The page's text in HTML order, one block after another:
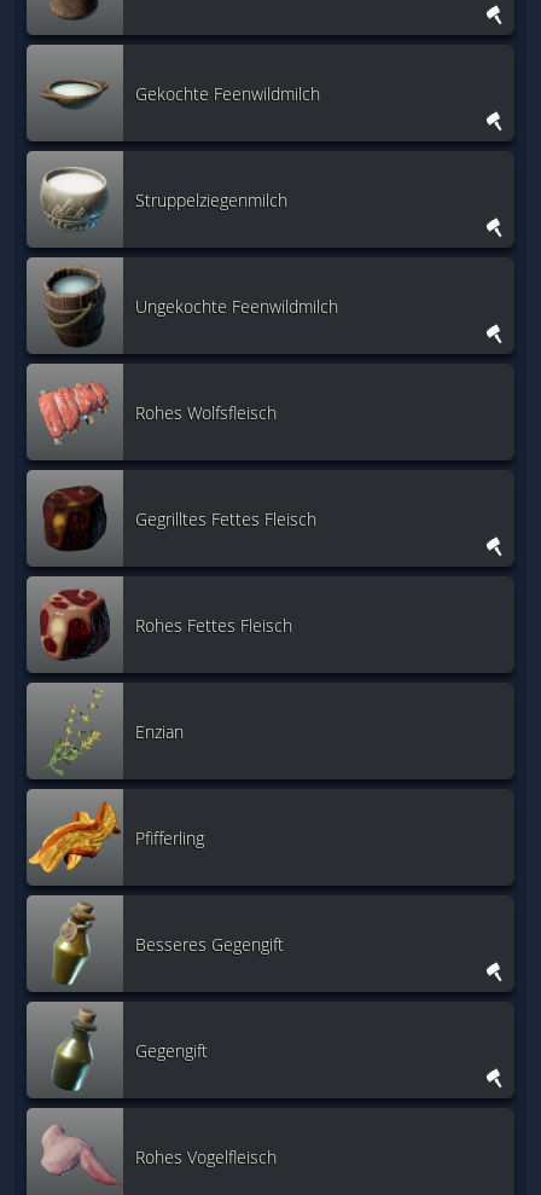
Gekochte Feenwildmilch
Struppelziegenmilch
Ungekochte Feenwildmilch
Rohes Wolfsfleisch
Gegrilltes Fettes Fleisch
Rohes Fettes Fleisch
Enzian
Pfifferling
Besseres Gegengift
Gegengift
Rohes Vogelfleisch